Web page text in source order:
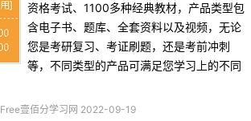
资格考试、1100多种经典教材，产品类型包
含电子书、题库、全套资料以及视频，无论
您是考研复习、考证刷题，还是考前冲刺
等，不同类型的产品可满足您学习上的不同
壹佰分学习网 2022-09-19